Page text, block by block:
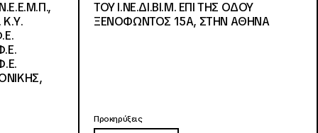
ΤΟΥ Ι.ΝΕ.ΔΙ.ΒΙ.Μ. ΕΠΙ ΤΗΣ ΟΔΟΥ
ΞΕΝΟΦΩΝΤΟΣ 15Α, ΣΤΗΝ ΑΘΗΝΑ
Προκηρύξεις